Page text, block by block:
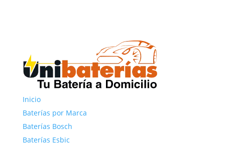
Inicio
Baterías por Marca
Baterías Bosch
Baterías Esbic